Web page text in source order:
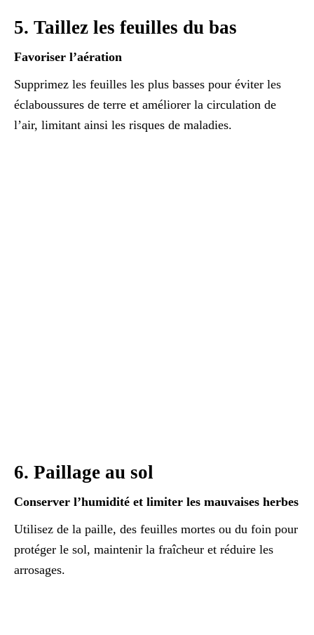
5. Taillez les feuilles du bas
Favoriser l’aération
Supprimez les feuilles les plus basses pour éviter les
éclaboussures de terre et améliorer la circulation de
l’air, limitant ainsi les risques de maladies.
6. Paillage au sol
Conserver l’humidité et limiter les mauvaises herbes
Utilisez de la paille, des feuilles mortes ou du foin pour
protéger le sol, maintenir la fraîcheur et réduire les
arrosages.